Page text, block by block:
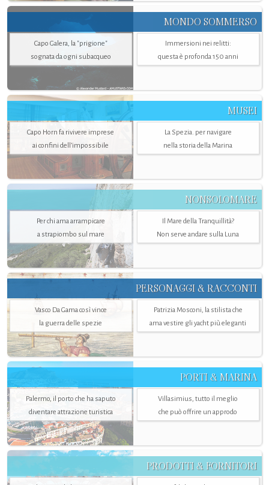
MONDO SOMMERSO
Capo Galera, la "prigione"
sognata da ogni subacqueo
Immersioni nei relitti:
questa è profonda 150 anni
MUSEI
Capo Horn fa rivivere imprese
ai confini dell’impossibile
La Spezia. per navigare
nella storia della Marina
NONSOLOMARE
Per chi ama arrampicare
a strapiombo sul mare
Il Mare della Tranquillità?
Non serve andare sulla Luna
PERSONAGGI & RACCONTI
Vasco Da Gama così vince
la guerra delle spezie
Patrizia Mosconi, la stilista che
ama vestire gli yacht più eleganti
PORTI & MARINA
Palermo, il porto che ha saputo
diventare attrazione turistica
Villasimius, tutto il meglio
che può offrire un approdo
PRODOTTI & FORNITORI